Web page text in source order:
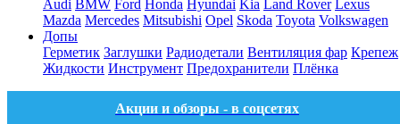
Audi BMW Ford Honda Hyundai Kia Land Rover Lexus
Mazda Mercedes Mitsubishi Opel Skoda Toyota Volkswagen
Допы
Герметик Заглушки Радиодетали Вентиляция фар Крепеж
Жидкости Инструмент Предохранители Плёнка
Акции и обзоры - в соцсетях